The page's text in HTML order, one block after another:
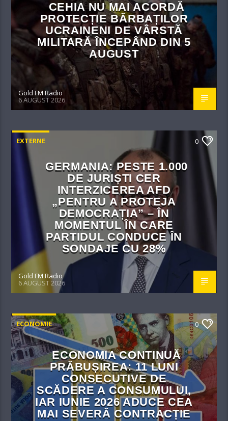
CEHIA NU MAI ACORDĂ
PROTECȚIE BĂRBAȚILOR
UCRAINENI DE VÂRSTĂ
MILITARĂ ÎNCEPÂND DIN 5
AUGUST
Gold FM Radio
6 AUGUST 2026
EXTERNE 0
GERMANIA: PESTE 1.000
DE JURIȘTI CER
INTERZICEREA AFD
„PENTRU A PROTEJA
DEMOCRAȚIA” – ÎN
MOMENTUL ÎN CARE
PARTIDUL CONDUCE ÎN
SONDAJE CU 28%
Gold FM Radio
6 AUGUST 2026
ECONOMIE 0
ECONOMIA CONTINUĂ
PRĂBUȘIREA: 11 LUNI
CONSECUTIVE DE
SCĂDERE A CONSUMULUI,
IAR IUNIE 2026 ADUCE CEA
MAI SEVERĂ CONTRACȚIE